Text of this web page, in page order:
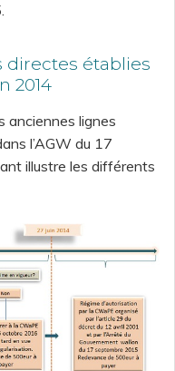
directes établies
2014
anciennes lignes
l’AGW du 17
illustre les différents